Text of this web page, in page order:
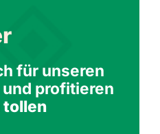
für unseren
profitieren
tollen